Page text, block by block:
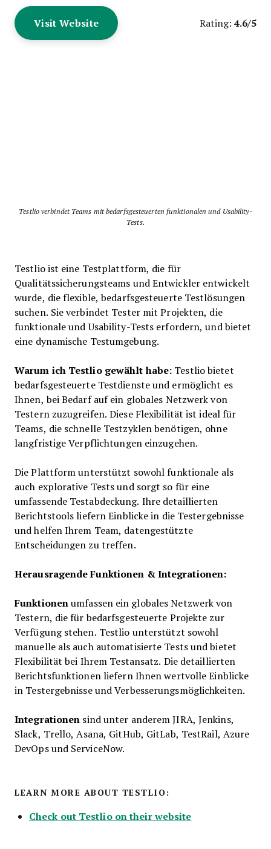
Visit Website Rating: 4.6/5
Testlio verbindet Teams mit bedarfsgesteuerten funktionalen und Usability-
Tests.
Testlio ist eine Testplattform, die für
Qualitätssicherungsteams und Entwickler entwickelt
wurde, die flexible, bedarfsgesteuerte Testlösungen
suchen. Sie verbindet Tester mit Projekten, die
funktionale und Usability-Tests erfordern, und bietet
eine dynamische Testumgebung.
Warum ich Testlio gewählt habe: Testlio bietet
bedarfsgesteuerte Testdienste und ermöglicht es
Ihnen, bei Bedarf auf ein globales Netzwerk von
Testern zuzugreifen. Diese Flexibilität ist ideal für
Teams, die schnelle Testzyklen benötigen, ohne
langfristige Verpflichtungen einzugehen.
Die Plattform unterstützt sowohl funktionale als
auch explorative Tests und sorgt so für eine
umfassende Testabdeckung. Ihre detaillierten
Berichtstools liefern Einblicke in die Testergebnisse
und helfen Ihrem Team, datengestützte
Entscheidungen zu treffen.
Herausragende Funktionen & Integrationen:
Funktionenumfassen ein globales Netzwerk von
Testern, die für bedarfsgesteuerte Projekte zur
Verfügung stehen. Testlio unterstützt sowohl
manuelle als auch automatisierte Tests und bietet
Flexibilität bei Ihrem Testansatz. Die detaillierten
Berichtsfunktionen liefern Ihnen wertvolle Einblicke
in Testergebnisse und Verbesserungsmöglichkeiten.
Integrationen sind unter anderem JIRA, Jenkins,
Slack, Trello, Asana, GitHub, GitLab, TestRail, Azure
DevOps und ServiceNow.
LEARN MORE ABOUT TESTLIO:
Check out Testlio on their website